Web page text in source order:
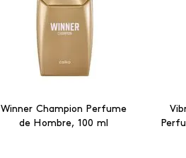
Winner Champion Perfume
de Hombre, 100 ml